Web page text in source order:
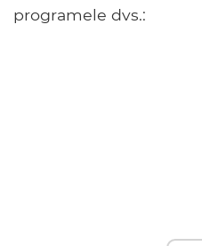
programele dvs.: